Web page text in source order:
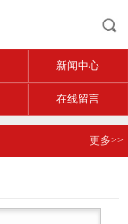
新闻中心
在线留言
更多>>